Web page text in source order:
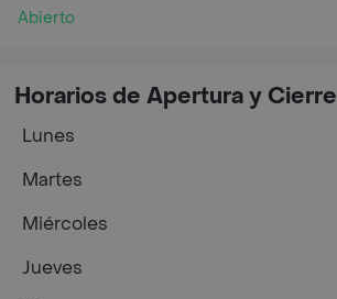
Abierto
Horarios de Apertura y Cierre
Lunes
Martes
Miércoles
Jueves